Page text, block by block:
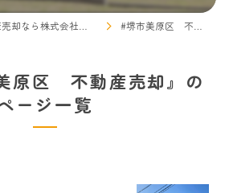
#堺市美原区 不動産売却
原区 不動産売却』の
ージ一覧